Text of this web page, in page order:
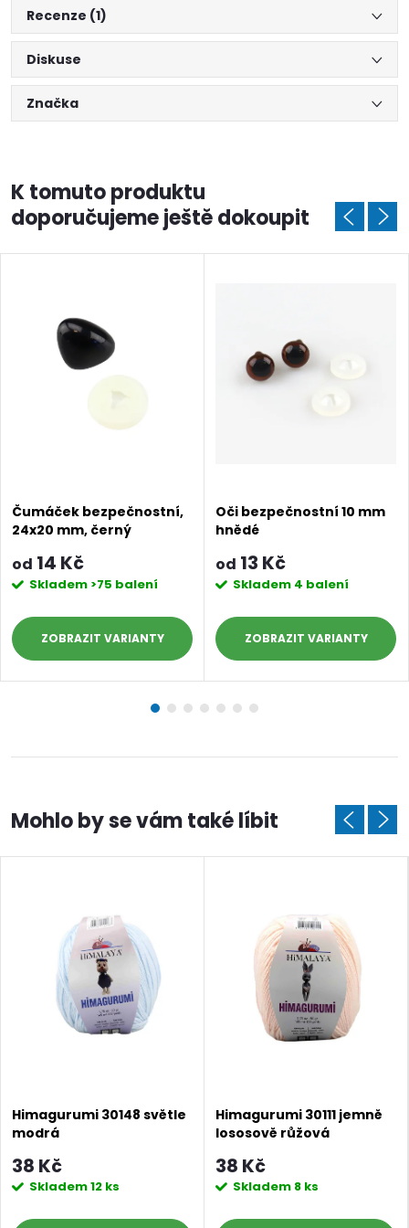
Recenze (1)
Diskuse
Značka
K tomuto produktu
doporučujeme ještě dokoupit
Čumáček bezpečnostní,
24x20 mm, černý
od 14 Kč
Skladem >75 balení
ZOBRAZIT
Oči bezpečnostní 10 mm
hnědé
od 13 Kč
Skladem 4 balení
ZOBRAZIT
Himagurumi 30148 světle
modrá
38 Kč
Skladem12 ks
Himagurumi 30111 jemně
lososově růžová
38 Kč
Skladem 8 ks